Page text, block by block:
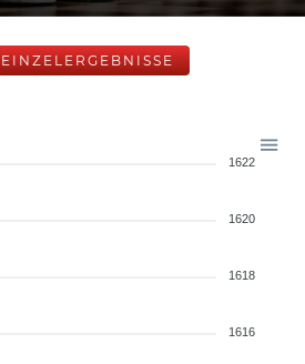
EINZELERGEBNISSE
1622
1620
1618
1616